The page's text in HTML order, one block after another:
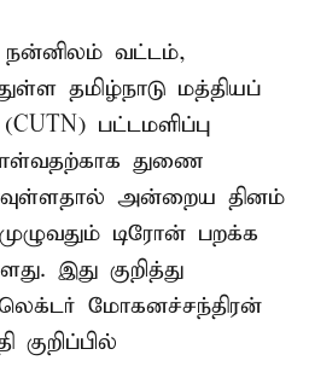
நன்னிலம் வட்டம்,
தமிழ்நாடு மத்தியப்
பட்டமளிப்பு
துணை
அன்றைய தினம்
டிரோன் பறக்க
இது குறித்து
மோகனச்சந்திரன்
குறிப்பில்